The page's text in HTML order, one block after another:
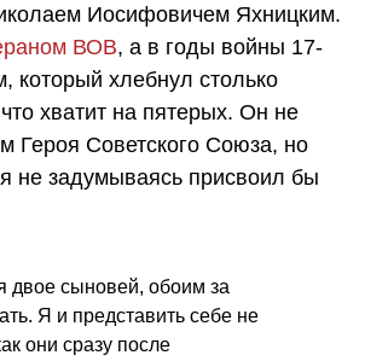
Иосифовичем Яхницким.
ВОВ, а в годы войны 17-
который хлебнул столько
хватит на пятерых. Он не
Героя Советского Союза, но
не задумываясь присвоил бы
двое сыновей, обоим за
Я и представить себе не
они сразу после